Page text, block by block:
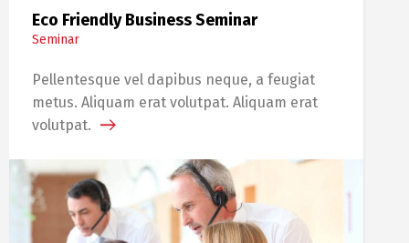
Eco Friendly Business Seminar
Seminar
Pellentesque vel dapibus neque, a feugiat
metus. Aliquam erat volutpat. Aliquam erat
volutpat.